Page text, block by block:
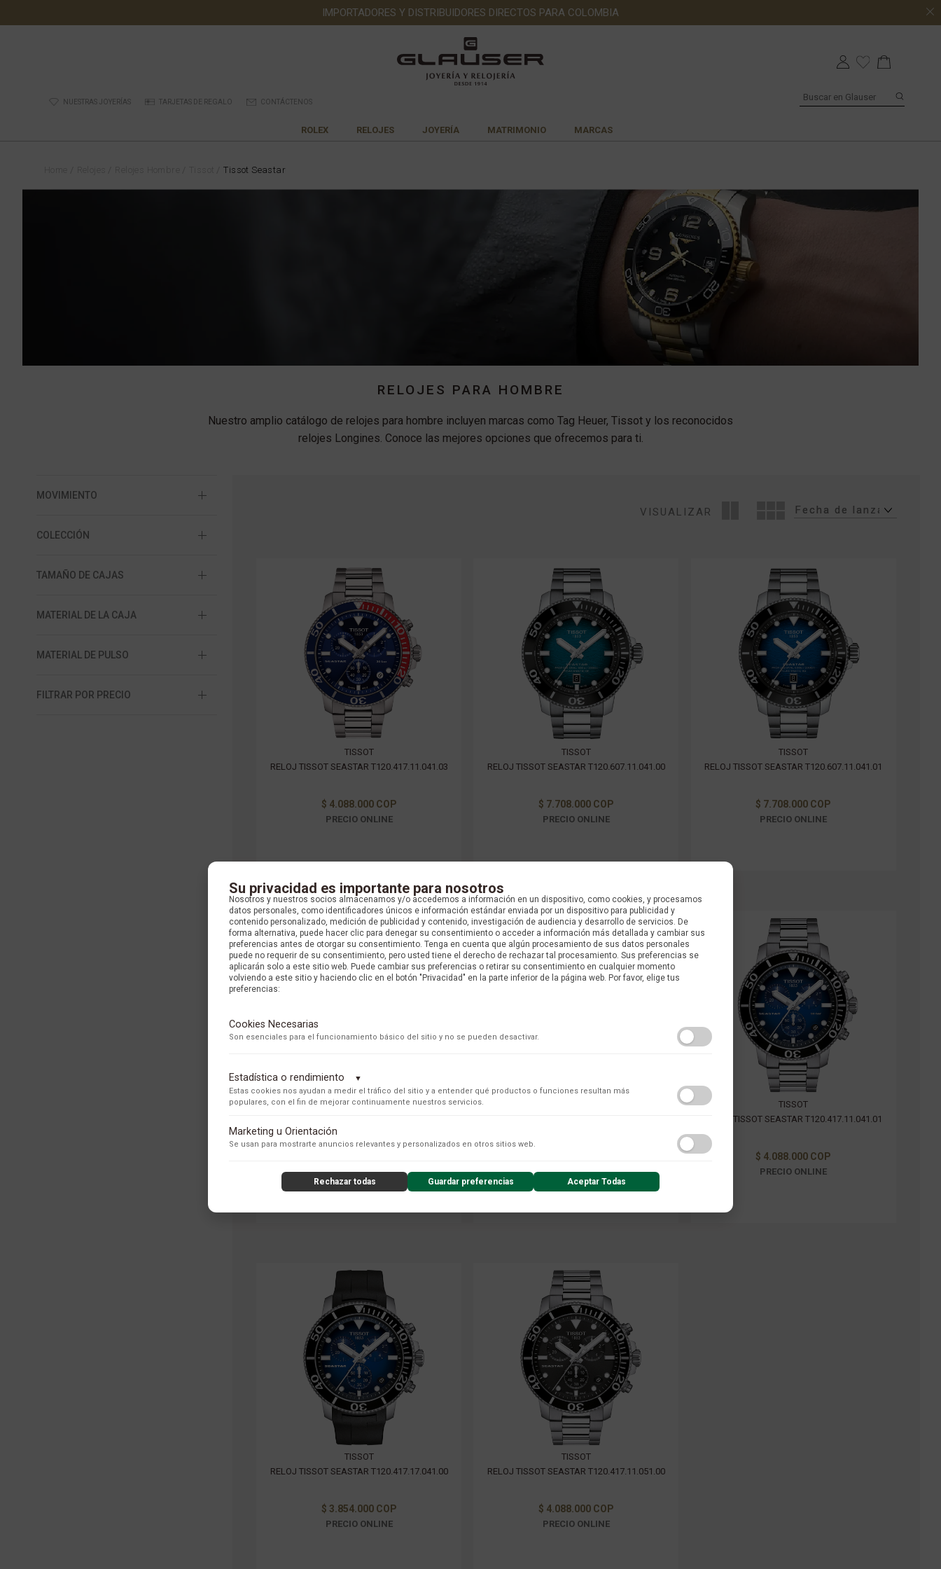
IMPORTADORES Y DISTRIBUIDORES DIRECTOS PARA COLOMBIA
NUESTRAS JOYERÍAS TARJETAS DE REGALO CONTÁCTENOS
ROLEX RELOJES JOYERÍA MATRIMONIO MARCAS
Tissot Seastar
RELOJES PARA HOMBRE
Nuestro amplio catálogo de relojes para hombre incluyen marcas como Tag Heuer, Tissot y los reconocidos
relojes Longines. Conoce las mejores opciones que ofrecemos para ti.
MOVIMIENTO
COLECCIÓN
TAMAÑO DE CAJAS
MATERIAL DE LA CAJA
MATERIAL DE PULSO
FILTRAR POR PRECIO
VISUALIZAR
TISSOT
RELOJ TISSOT SEASTAR T120.417.11.041.03
$ 4.088.000 COP
PRECIO ONLINE
TISSOT
RELOJ TISSOT SEASTAR T120.607.11.041.00
$ 7.708.000 COP
PRECIO ONLINE
TISSOT
RELOJ TISSOT SEASTAR T120.607.11.041.01
$ 7.708.000 COP
PRECIO ONLINE
TISSOT
PRECIO ONLINE PRECIO ONLINE
TISSOT
RELOJ TISSOT SEASTAR T120.417.11.041.01
$ 4.088.000 COP
PRECIO ONLINE
TISSOT
RELOJ TISSOT SEASTAR T120.417.17.041.00
$ 3.854.000 COP
PRECIO ONLINE
TISSOT
RELOJ TISSOT SEASTAR T120.417.11.051.00
$ 4.088.000 COP
PRECIO ONLINE
Su privacidad es importante para nosotros
Nosotros y nuestros socios almacenamos y/o accedemos a información en un dispositivo, como cookies, y procesamos
datos personales, como identificadores únicos e información estándar enviada por un dispositivo para publicidad y
contenido personalizado, medición de publicidad y contenido, investigación de audiencia y desarrollo de servicios. De
forma alternativa, puede hacer clic para denegar su consentimiento o acceder a información más detallada y cambiar sus
preferencias antes de otorgar su consentimiento. Tenga en cuenta que algún procesamiento de sus datos personales
puede no requerir de su consentimiento, pero usted tiene el derecho de rechazar tal procesamiento. Sus preferencias se
aplicarán solo a este sitio web. Puede cambiar sus preferencias o retirar su consentimiento en cualquier momento
volviendo a este sitio y haciendo clic en el botón "Privacidad" en la parte inferior de la página web. Por favor, elige tus
preferencias:
Cookies Necesarias
Son esenciales para el funcionamiento básico del sitio y no se pueden desactivar.
Estadística o rendimiento ▼
Estas cookies nos ayudan a medir el tráfico del sitio y a entender qué productos o funciones resultan más
populares, con el fin de mejorar continuamente nuestros servicios.
Adobe Analytics
Utilizamos Adobe Analytics para recopilar datos de uso anónimos, lo que nos permite analizar el rendimiento de nuestro contenido y las interacciones de
los usuarios.
ContentSquare
con exclusión de datos sensibles) y análisis de formularios.
Marketing u Orientación
Se usan para mostrarte anuncios relevantes y personalizados en otros sitios web.
Rechazar todas Guardar preferencias Aceptar Todas